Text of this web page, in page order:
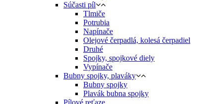
Súčasti píl
Tlmiče
Potrubia
Napínače
Olejové čerpadlá, kolesá čerpadiel
Druhé
Spojky, spojkové diely
Vypínače
Bubny spojky, plaváky
Bubny spojky
Plavák bubna spojky